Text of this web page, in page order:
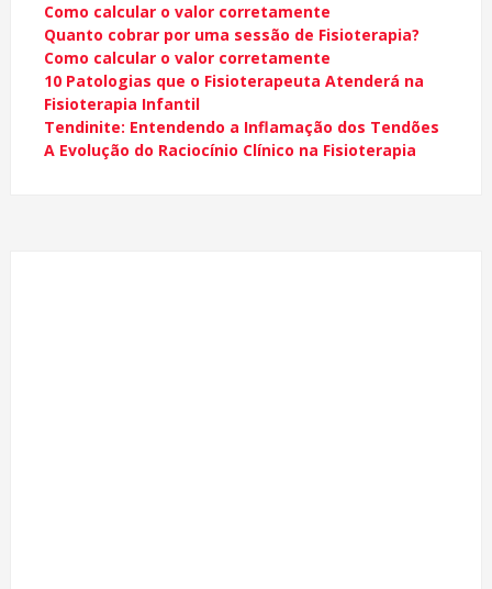
Como calcular o valor corretamente
Quanto cobrar por uma sessão de Fisioterapia?
Como calcular o valor corretamente
10 Patologias que o Fisioterapeuta Atenderá na
Fisioterapia Infantil
Tendinite: Entendendo a Inflamação dos Tendões
A Evolução do Raciocínio Clínico na Fisioterapia